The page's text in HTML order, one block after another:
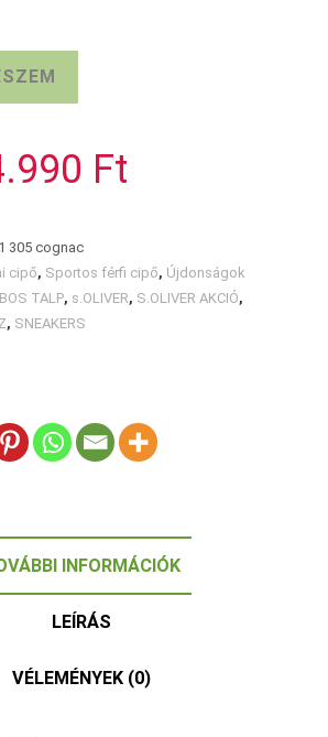
Ft
305 cognac
cipő, Sportos férfi cipő, Újdonságok
TALP, s.OLIVER, S.OLIVER AKCIÓ,
, SNEAKERS
INFORMÁCIÓK
LEÍRÁS
VÉLEMÉNYEK (0)